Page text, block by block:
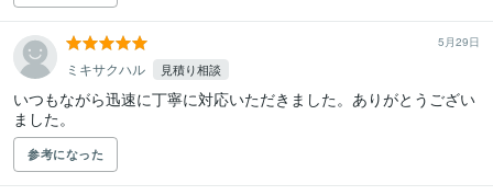
5月29日
ミキサクハル 見積り相談
いつもながら迅速に丁寧に対応いただきました。ありがとうござい
ました。
参考になった